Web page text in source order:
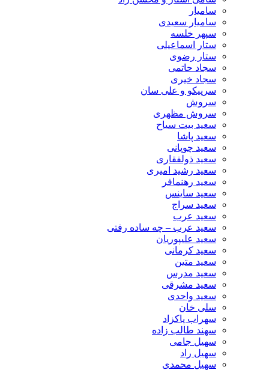
سامیار
سامیار سعیدی
سپهر خلسه
ستار اسماعیلی
ستار رضوی
سجاد حاتمی
سجاد خیری
سرپیکو و علی سان
سروش
سروش مظهری
سعید بیت سیاح
سعید پاشا
سعید چوپانی
سعید ذولفقاری
سعید رشید امیری
سعید رهنمافر
سعید ساینس
سعید سراج
سعید عرب
سعید عرب – چه ساده رفتی
سعید علیپوریان
سعید کرمانی
سعید متین
سعید مدرس
سعید مشرقی
سعید واحدی
سلی خان
سهراب پاکزاد
سهند طالب زاده
سهیل جامی
سهیل راد
سهیل محمدی